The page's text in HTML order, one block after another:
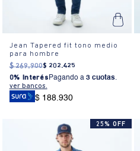
Jean Tapered fit tono medio
para hombre
$ 269.900$ 202.425
0% Interés Pagando a 3 cuotas.
ver bancos.
$ 188.930
25% OFF